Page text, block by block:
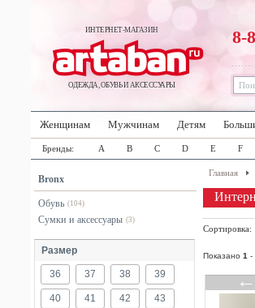
ИНТЕРНЕТ-МАГАЗИН
ОДЕЖДА, ОБУВЬ И АКСЕССУАРЫ
8-
Женщинам Мужчинам Детям
Бренды: A B C D E F
Bronx
Обувь (104)
Сумки и аксессуары (3)
Размер
36 37 38 39
40 41 42 43
Главная
Показано 1 -